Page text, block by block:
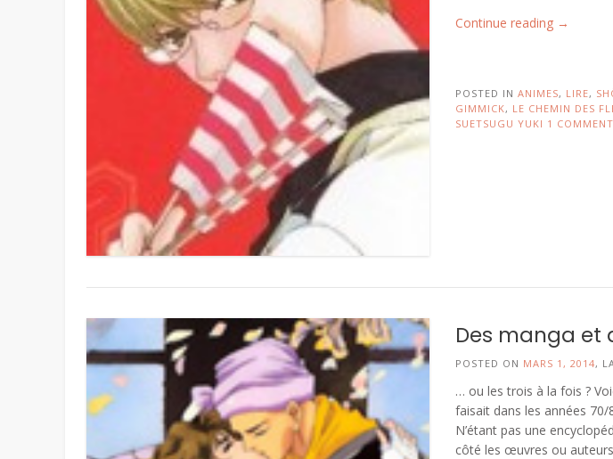
Continue reading « Le
→
POSTED IN ANIMES, LIRE,
GIMMICK, LE CHEMIN DES
SUETSUGU YUKI 1 COMMENT
Des manga et
POSTED ON MARS 1, 2014,
… ou les trois à la fois ?
faisait dans les années 70/
N’étant pas une
côté les œuvres ou